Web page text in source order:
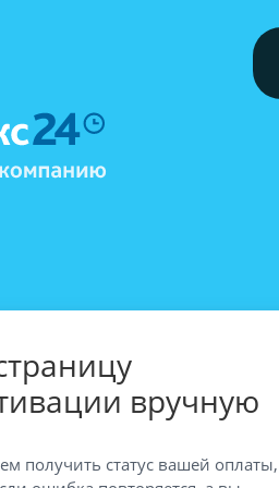
вручную
получить статус вашей оплаты,